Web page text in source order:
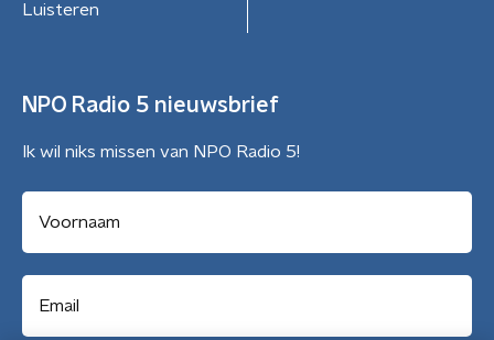
Luisteren
NPO Radio 5 nieuwsbrief
Ik wil niks missen van NPO Radio 5!